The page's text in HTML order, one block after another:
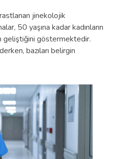
jinekolojik
50 yaşına kadar kadınların
geliştiğini göstermektedir.
bazıları belirgin